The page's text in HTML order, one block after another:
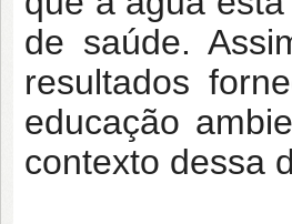
de saúde.
resultados
educação
contexto dessa